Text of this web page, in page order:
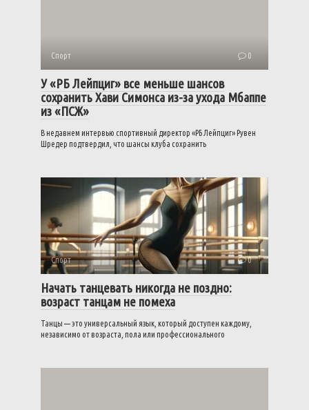
Спорт 0
У «РБ Лейпциг» все меньше шансов
сохранить Хави Симонса из-за ухода Мбаппе
из «ПСЖ»
В недавнем интервью спортивный директор «РБ Лейпциг» Рувен
Шредер подтвердил, что шансы клуба сохранить
Спорт 0
Начать танцевать никогда не поздно:
возраст танцам не помеха
Танцы — это универсальный язык, который доступен каждому,
независимо от возраста, пола или профессионального